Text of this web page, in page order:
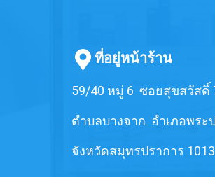
ที่อยู่หน้าร้าน
59/40 หมู่ 6 ซอยสุขสวัสดิ์
ตำบลบางจาก อำเภอพระ
จังหวัดสมุทรปราการ